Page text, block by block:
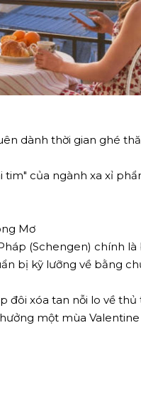
dành thời gian ghé
của ngành xa xỉ
Mơ
(Schengen) chính
bị kỹ lưỡng về bằng
đôi xóa tan nỗi lo về
một mùa